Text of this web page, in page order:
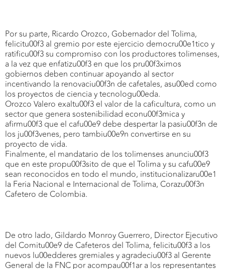
Por su parte, Ricardo Orozco, Gobernador del Tolima,
felicitu00f3 al gremio por este ejercicio democru00e1tico y
ratificu00f3 su compromiso con los productores tolimenses,
a la vez que enfatizu00f3 en que los pru00f3ximos
gobiernos deben continuar apoyando al sector
incentivando la renovaciu00f3n de cafetales, asu00ed como
los proyectos de ciencia y tecnologu00eda.
Orozco Valero exaltu00f3 el valor de la caficultura, como un
sector que genera sostenibilidad econu00f3mica y
afirmu00f3 que el cafu00e9 debe despertar la pasiu00f3n de
los ju00f3venes, pero tambiu00e9n convertirse en su
proyecto de vida.
Finalmente, el mandatario de los tolimenses anunciu00f3
que en este propu00f3sito de que el Tolima y su cafu00e9
sean reconocidos en todo el mundo, institucionalizaru00e1
la Feria Nacional e Internacional de Tolima, Corazu00f3n
Cafetero de Colombia.
De otro lado, Gildardo Monroy Guerrero, Director Ejecutivo
del Comitu00e9 de Cafeteros del Tolima, felicitu00f3 a los
nuevos lu00edderes gremiales y agradeciu00f3 al Gerente
General de la FNC por acompau00f1ar a los representantes